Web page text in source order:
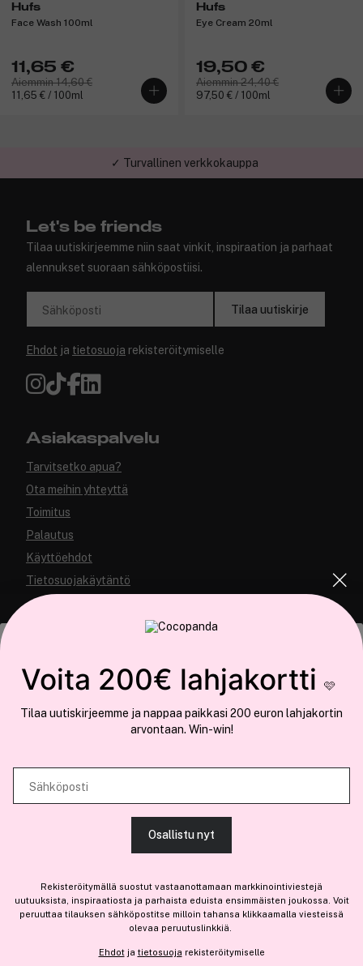
Tämä sivusto käyttää evästeitä
Käytämme evästeitä tarjoamamme sisällön ja mainosten
räätälöimiseen, sosiaalisen median ominaisuuksien tukemiseen ja
käytät sivustoamme. Kumppanimme voivat yhdistää näitä tietoja muihin
Hufs
Face Wash 100ml
11,65 €
Aiemmin 14,60 €
11,65 € / 100ml
Hufs
Eye Cream 20ml
19,50 €
Aiemmin 24,40 €
97,50 € / 100ml
✓ Turvallinen verkkokauppa
Let's be friends
Tilaa uutiskirjeemme niin saat vinkit, inspiraation ja parhaat
alennukset suoraan sähköpostiisi.
Sähköposti Tilaa uutiskirje
Ehdot ja tietosuoja rekisteröitymiselle
Asiakaspalvelu
Tarvitsetko apua?
Ota meihin yhteyttä
Toimitus
Palautus
Käyttöehdot
Tietosuojakäytäntö
Meistä
Liity jäseneksi
Olemme osaBrandsdal Group AS
Jos haluat henkilökohtaista neuvoa ammattitason hiustuotteista,
Voita 200€ lahjakortti 🩷
Tilaa uutiskirjeemme ja nappaa paikkasi 200 euron lahjakortin
arvontaan. Win-win!
Sähköposti
Osallistu nyt
Rekisteröitymällä suostut vastaanottamaan markkinointiviestejä
uutuuksista, inspiraatiosta ja parhaista eduista ensimmäisten joukossa. Voit
peruuttaa tilauksen sähköpostitse milloin tahansa klikkaamalla viesteissä
olevaa peruutuslinkkiä.
Ehdotja tietosuoja rekisteröitymiselle